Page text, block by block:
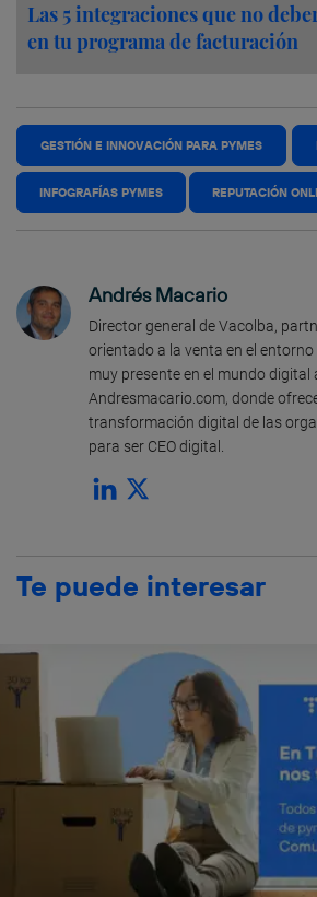
Las 5 integraciones que no
en tu programa de facturación
GESTIÓN E INNOVACIÓN PARA PYMES
INFOGRAFÍAS PYMES REPUTACIÓN
Andrés Macario
Director general de Vacolba,
orientado a la venta en el
muy presente en el mundo digital
Andresmacario.com, donde
transformación digital de las
para ser CEO digital.
Te puede interesar